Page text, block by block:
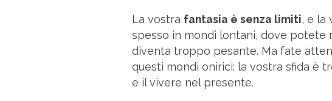
La vostra fantasia è senza limiti, e la
spesso in mondi lontani, dove potete
diventa troppo pesante. Ma fate
questi mondi onirici: la vostra sfida è
e il vivere nel presente.